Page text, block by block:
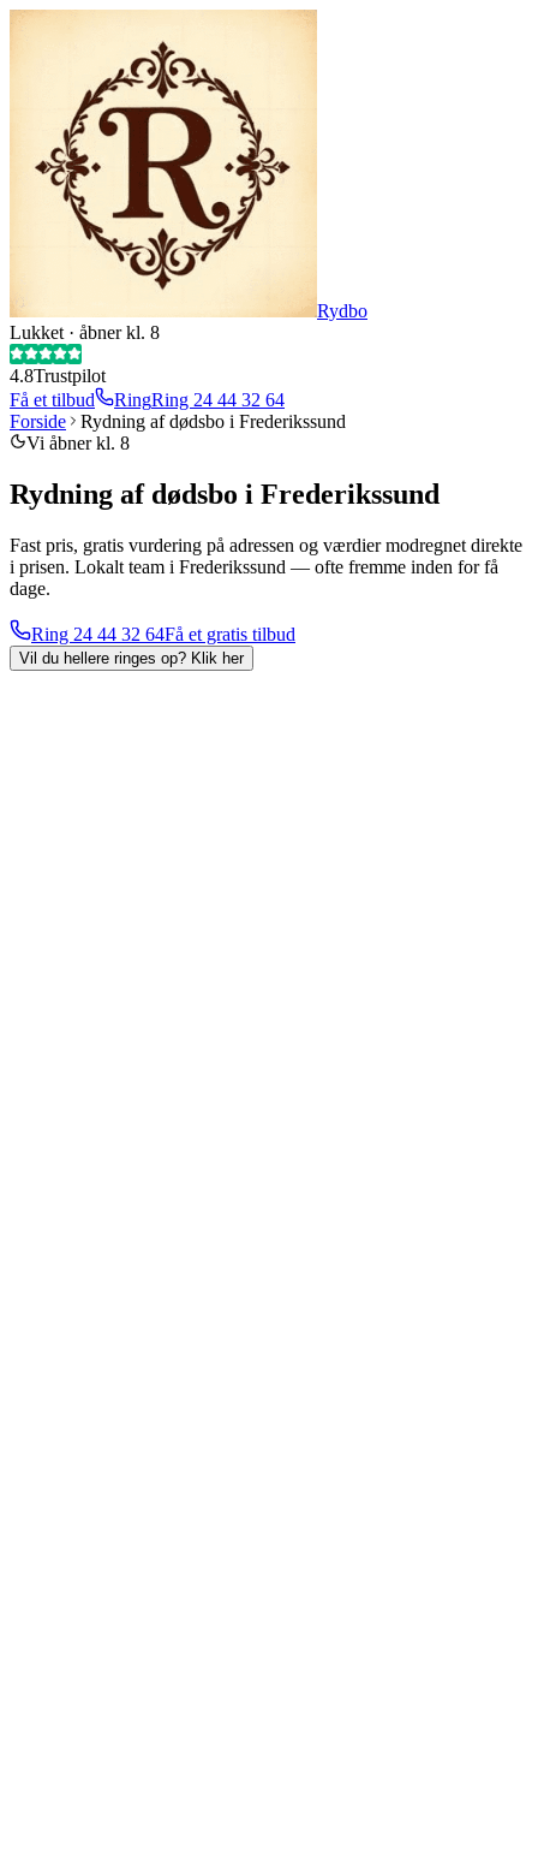
Rydbo
Lukket · åbner kl. 8
4.8Trustpilot
Få et tilbud
RingRing 24 44 32 64
Forside
Rydning af dødsbo i Frederikssund
Vi åbner kl. 8
Rydning af dødsbo i Frederikssund
Fast pris, gratis vurdering på adressen og værdier modregnet direkte
i prisen. Lokalt team i Frederikssund — ofte fremme inden for få
dage.
Ring 24 44 32 64Få et gratis tilbud
Vil du hellere ringes op? Klik her